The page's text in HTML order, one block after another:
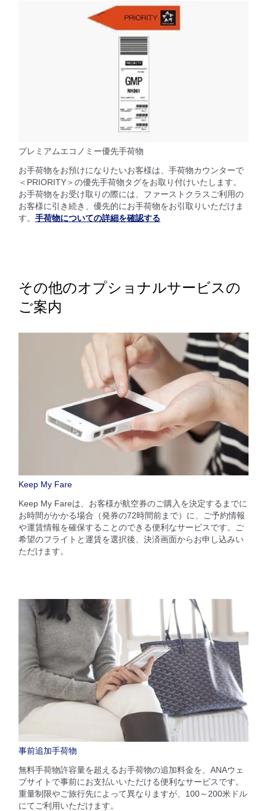
プレミアムエコノミー優先手荷物
お手荷物をお預けになりたいお客様は、手荷物カウンターで
＜PRIORITY＞の優先手荷物タグをお取り付けいたします。
お手荷物をお受け取りの際には、ファーストクラスご利用の
お客様に引き続き、優先的にお手荷物をお引取りいただけま
す。 手荷物についての詳細を確認する
その他のオプショナルサービスの
ご案内
Keep My Fare
Keep My Fareは、お客様が航空券のご購入を決定するまでに
お時間がかかる場合（発券の72時間前まで）に、ご予約情報
や運賃情報を確保することのできる便利なサービスです。ご
希望のフライトと運賃を選択後、決済画面からお申し込みい
ただけます。
事前追加手荷物
無料手荷物許容量を超えるお手荷物の追加料金を、ANAウェ
ブサイトで事前にお支払いいただける便利なサービスです。
重量制限やご旅行先によって異なりますが、100～200米ドル
にてご利用いただけます。